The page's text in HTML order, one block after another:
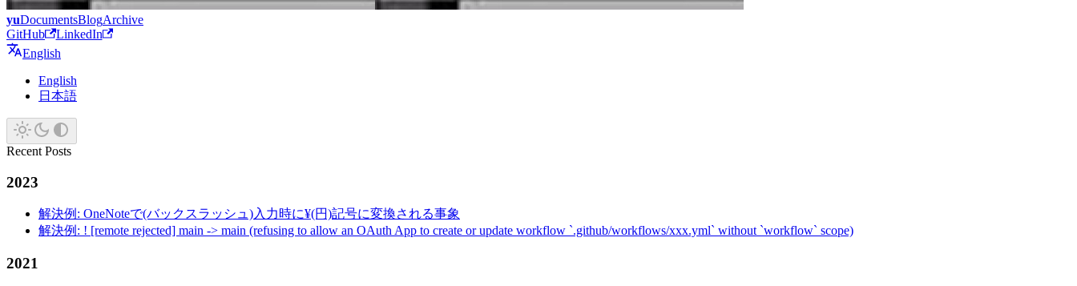
yuDocumentsBlogArchive
GitHub
LinkedIn
English
English
日本語
Recent Posts
2023
解決例: OneNoteで(バックスラッシュ)入力時に¥(円)記号に変換される事象
解決例: ! [remote rejected] main -> main (refusing to allow an OAuth App to create or update workflow `.github/workflows/xxx.yml` without `workflow` scope)
2021